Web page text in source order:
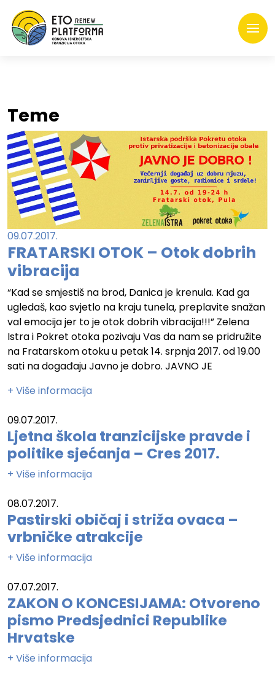
Teme
09.07.2017.
FRATARSKI OTOK – Otok dobrih
vibracija
“Kad se smjestiš na brod, Danica je krenula. Kad ga
ugledaš, kao svjetlo na kraju tunela, preplavite snažan
val emocija jer to je otok dobrih vibracija!!!” Zelena
Istra i Pokret otoka pozivaju Vas da nam se pridružite
na Fratarskom otoku u petak 14. srpnja 2017. od 19.00
sati na događaju Javno je dobro. JAVNO JE
+ Više informacija
09.07.2017.
Ljetna škola tranzicijske pravde i
politike sjećanja – Cres 2017.
+ Više informacija
08.07.2017.
Pastirski običaj i striža ovaca –
vrbničke atrakcije
+ Više informacija
07.07.2017.
ZAKON O KONCESIJAMA: Otvoreno
pismo Predsjednici Republike
Hrvatske
+ Više informacija